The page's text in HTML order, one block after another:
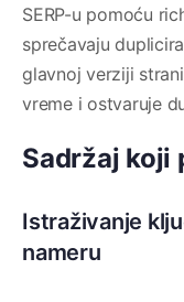
SERP-u pomoću
sprečavaju
glavnoj verziji
vreme i ostvaruje
Sadržaj koji
Istraživanje
nameru